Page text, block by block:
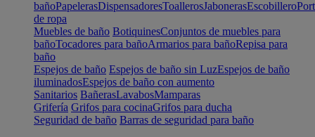
bañoPapelerasDispensadoresToallerosJabonerasEscobillero
de ropa
Muebles de baño BotiquinesConjuntos de muebles para
bañoTocadores para bañoArmarios para bañoRepisa para
baño
Espejos de baño Espejos de baño sin LuzEspejos de baño
iluminadosEspejos de baño con aumento
Sanitarios BañerasLavabosMamparas
Grifería Grifos para cocinaGrifos para ducha
Seguridad de baño Barras de seguridad para baño